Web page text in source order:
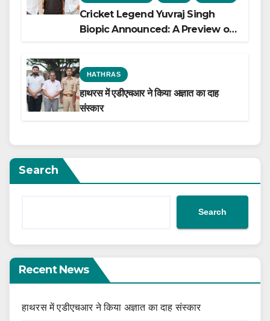
Cricket Legend Yuvraj Singh
Biopic Announced: A Preview of
HATHRAS
हाथरस में एडीएचआर ने किया अज्ञात का दाह
संस्कार
Search
Search
Recent News
हाथरस में एडीएचआर ने किया अज्ञात का दाह संस्कार